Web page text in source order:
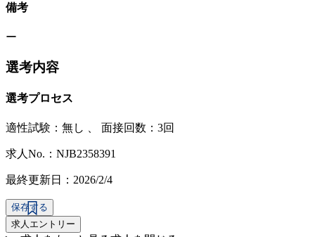
備考
ー
選考内容
選考プロセス
適性試験： 無し 面接回数：3回
求人No.：NJB2358391
最終更新日：2026/2/4
保存する
求人エントリー